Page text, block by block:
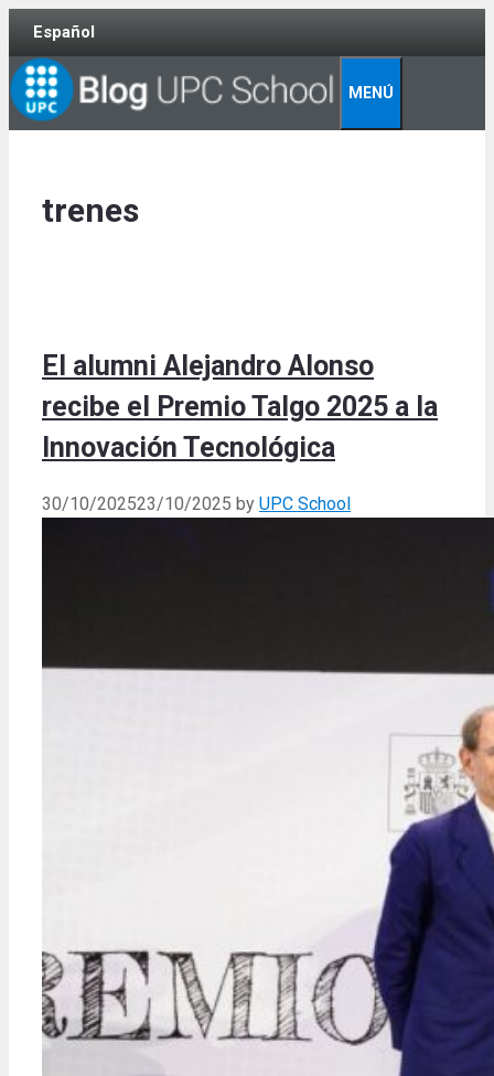
Skip
content
Español
MENÚ
trenes
El alumni Alejandro Alonso
recibe el Premio Talgo 2025 a la
Innovación Tecnológica
30/10/202523/10/2025 by UPC School